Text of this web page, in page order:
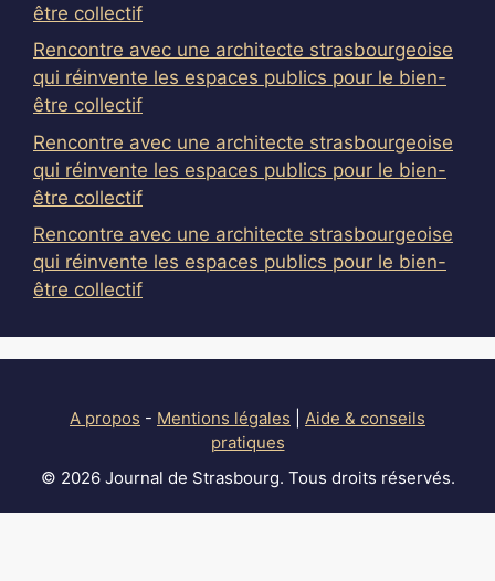
être collectif
Rencontre avec une architecte strasbourgeoise
qui réinvente les espaces publics pour le bien-
être collectif
Rencontre avec une architecte strasbourgeoise
qui réinvente les espaces publics pour le bien-
être collectif
Rencontre avec une architecte strasbourgeoise
qui réinvente les espaces publics pour le bien-
être collectif
A propos - Mentions légales
Aide & conseils
pratiques
© 2026 Journal de Strasbourg. Tous droits réservés.